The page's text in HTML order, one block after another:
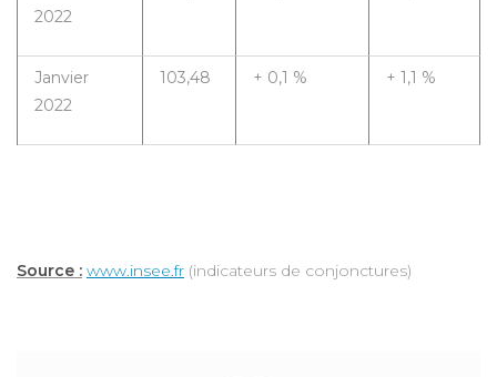
2022
Janvier
2022
103,48 + 0,1 % + 1,1 %
Source : www.insee.fr (indicateurs de conjonctures)